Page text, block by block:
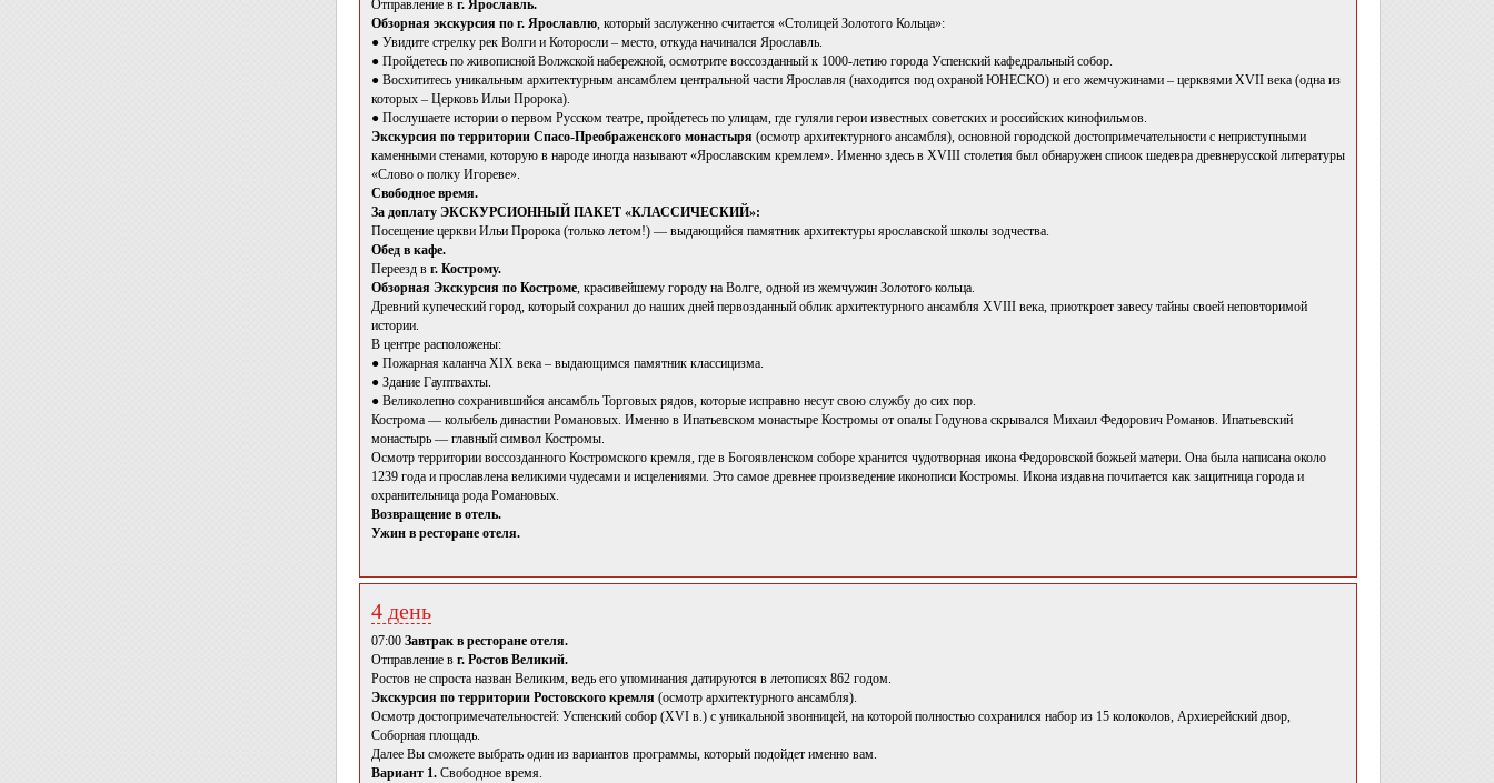
Отправление в г. Ярославль.
Обзорная экскурсия по г. Ярославлю, который заслуженно считается «Столицей Золотого Кольца»:
● Увидите стрелку рек Волги и Которосли – место, откуда начинался Ярославль.
● Пройдетесь по живописной Волжской набережной, осмотрите воссозданный к 1000-летию города Успенский кафедральный собор.
● Восхититесь уникальным архитектурным ансамблем центральной части Ярославля (находится под охраной ЮНЕСКО) и его жемчужинами – церквями XVII века (одна из
которых – Церковь Ильи Пророка).
● Послушаете истории о первом Русском театре, пройдетесь по улицам, где гуляли герои известных советских и российских кинофильмов.
Экскурсия по территории Спасо-Преображенского монастыря (осмотр архитектурного ансамбля), основной городской достопримечательности с неприступными
каменными стенами, которую в народе иногда называют «Ярославским кремлем». Именно здесь в XVIII столетия был обнаружен список шедевра древнерусской литературы
«Слово о полку Игореве».
Свободное время.
За доплату ЭКСКУРСИОННЫЙ ПАКЕТ «КЛАССИЧЕСКИЙ»:
Посещение церкви Ильи Пророка (только летом!) — выдающийся памятник архитектуры ярославской школы зодчества.
Обед в кафе.
Переезд в г. Кострому.
Обзорная Экскурсия по Костроме, красивейшему городу на Волге, одной из жемчужин Золотого кольца.
Древний купеческий город, который сохранил до наших дней первозданный облик архитектурного ансамбля XVIII века, приоткроет завесу тайны своей неповторимой
истории.
В центре расположены:
● Пожарная каланча XIX века – выдающимся памятник классицизма.
● Здание Гауптвахты.
● Великолепно сохранившийся ансамбль Торговых рядов, которые исправно несут свою службу до сих пор.
Кострома — колыбель династии Романовых. Именно в Ипатьевском монастыре Костромы от опалы Годунова скрывался Михаил Федорович Романов. Ипатьевский
монастырь — главный символ Костромы.
Осмотр территории воссозданного Костромского кремля, где в Богоявленском соборе хранится чудотворная икона Федоровской божьей матери. Она была написана около
1239 года и прославлена великими чудесами и исцелениями. Это самое древнее произведение иконописи Костромы. Икона издавна почитается как защитница города и
охранительница рода Романовых.
Возвращение в отель.
Ужин в ресторане отеля.
4 день
07:00 Завтрак в ресторане отеля.
Отправление в г. Ростов Великий.
Ростов не спроста назван Великим, ведь его упоминания датируются в летописях 862 годом.
Экскурсия по территории Ростовского кремля (осмотр архитектурного ансамбля).
Осмотр достопримечательностей: Успенский собор (XVI в.) с уникальной звонницей, на которой полностью сохранился набор из 15 колоколов, Архиерейский двор,
Соборная площадь.
Далее Вы сможете выбрать один из вариантов программы, который подойдет именно вам.
Вариант 1. Свободное время.